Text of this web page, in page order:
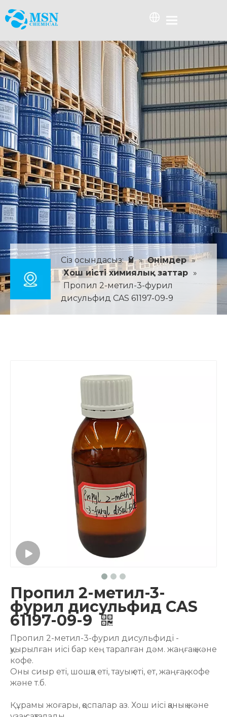
Сіз осындасыз: Үй » Өнімдер »
Хош иісті химиялық заттар »
Пропил 2-метил-3-фурил
дисульфид CAS 61197-09-9
Пропил 2-метил-3-
фурил дисульфид CAS
61197-09-9
Пропил 2-метил-3-фурил дисульфиді -
қуырылған иісі бар кең таралған дәм. жаңғақ және
кофе.
Оны сиыр еті, шошқа еті, тауық еті, ет, жаңғақ, кофе
және т.б.
Құрамы жоғары, қоспалар аз. Хош иісі қанық және